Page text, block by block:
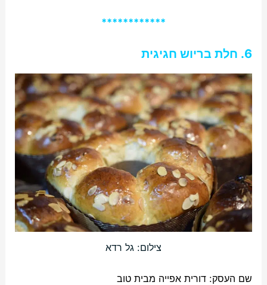
************
6. חלת בריוש חגיגית
צילום: גל רדא
שם העסק: דורית אפייה מבית טוב